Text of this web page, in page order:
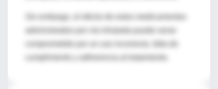
Sin embargo, el efecto de estos medicamentos